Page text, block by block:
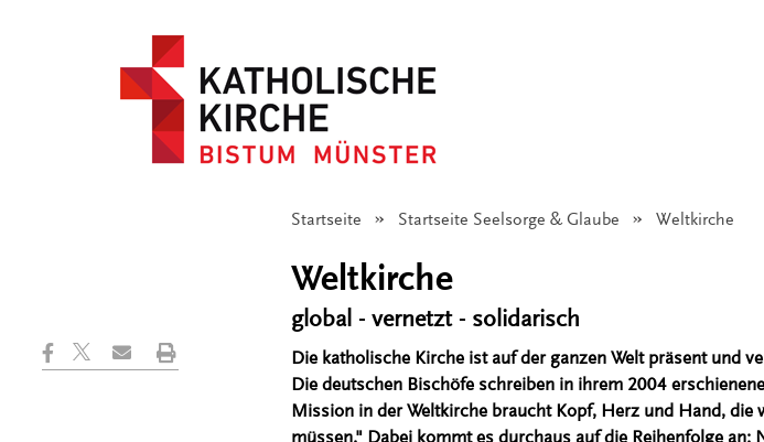
Startseite Startseite Seelsorge & Glaube Angezeigt:
Weltkirche
Weltkirche
global - vernetzt - solidarisch
Die katholische Kirche ist auf der ganzen Welt präsent und
Die deutschen Bischöfe schreiben in ihrem 2004
Mission in der Weltkirche braucht Kopf, Herz und Hand,
müssen." Dabei kommt es durchaus auf die Reihenfolge